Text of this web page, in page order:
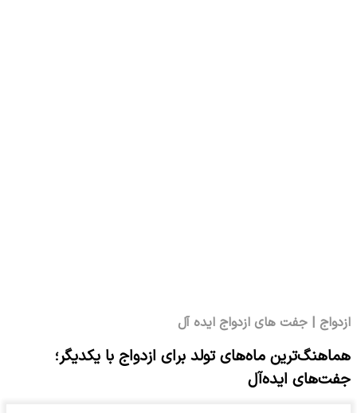
ازدواج | جفت های ازدواج ایده آل
هماهنگ‌ترین ماه‌های تولد برای ازدواج با یکدیگر؛
جفت‌های ایده‌آل